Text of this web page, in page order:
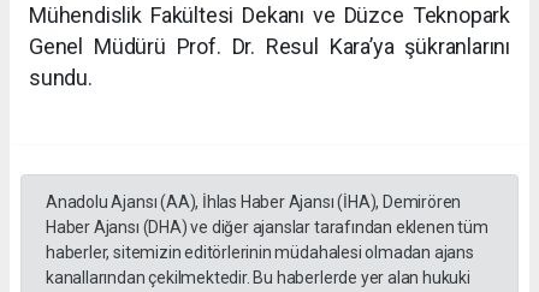
Mühendislik Fakültesi Dekanı ve Düzce Teknopark
Genel Müdürü Prof. Dr. Resul Kara’ya şükranlarını
sundu.
Anadolu Ajansı (AA), İhlas Haber Ajansı (İHA), Demirören
Haber Ajansı (DHA) ve diğer ajanslar tarafından eklenen tüm
haberler, sitemizin editörlerinin müdahalesi olmadan ajans
kanallarından çekilmektedir. Bu haberlerde yer alan hukuki